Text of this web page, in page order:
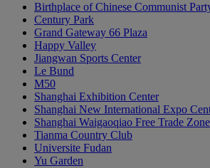
Birthplace of Chinese Communist
Century Park
Grand Gateway 66 Plaza
Happy Valley
Jiangwan Sports Center
Le Bund
M50
Shanghai Exhibition Center
Shanghai New International Expo
Shanghai Waigaoqiao Free Trade Zone
Tianma Country Club
Universite Fudan
Yu Garden